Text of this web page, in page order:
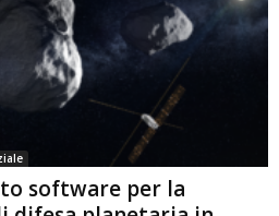
software per la